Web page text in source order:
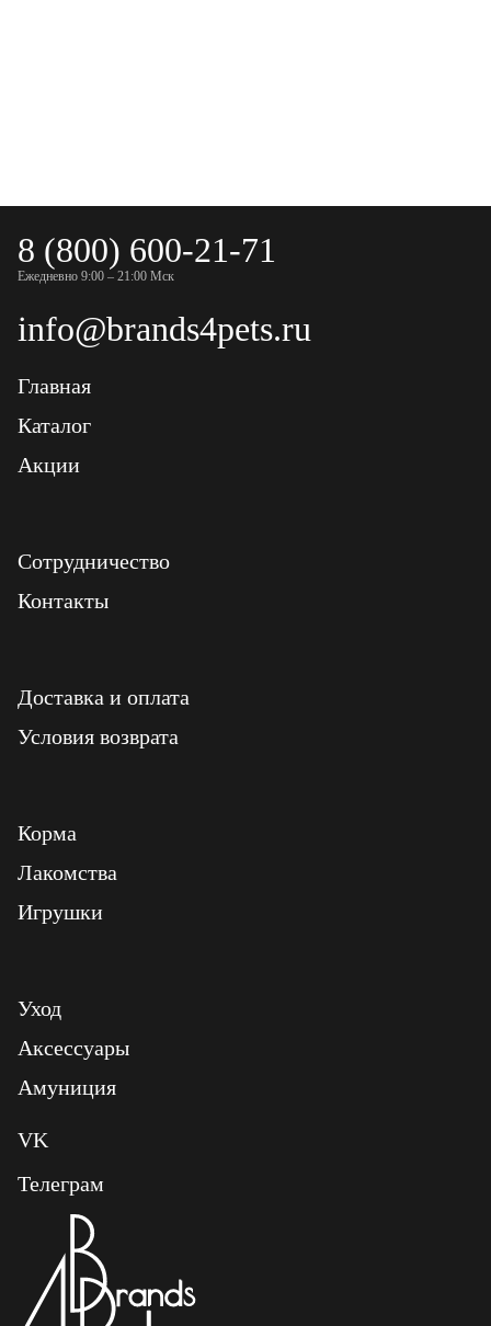
8 (800) 600-21-71
Ежедневно 9:00 – 21:00 Мск
info@brands4pets.ru
Главная
Каталог
Акции
Сотрудничество
Контакты
Доставка и оплата
Условия возврата
Корма
Лакомства
Игрушки
Уход
Аксессуары
Амуниция
VK
Телеграм